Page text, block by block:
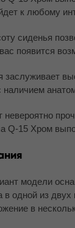
к любому
сиденья
появится
заслуживает
Q-15 Хром
модели
в одной из
в